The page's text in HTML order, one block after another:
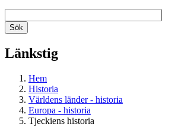
Länkstig
Hem
Historia
Världens länder - historia
Europa - historia
Tjeckiens historia